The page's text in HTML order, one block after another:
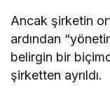
Ancak şirketin
ardından
belirgin bir
şirketten ayrıldı.